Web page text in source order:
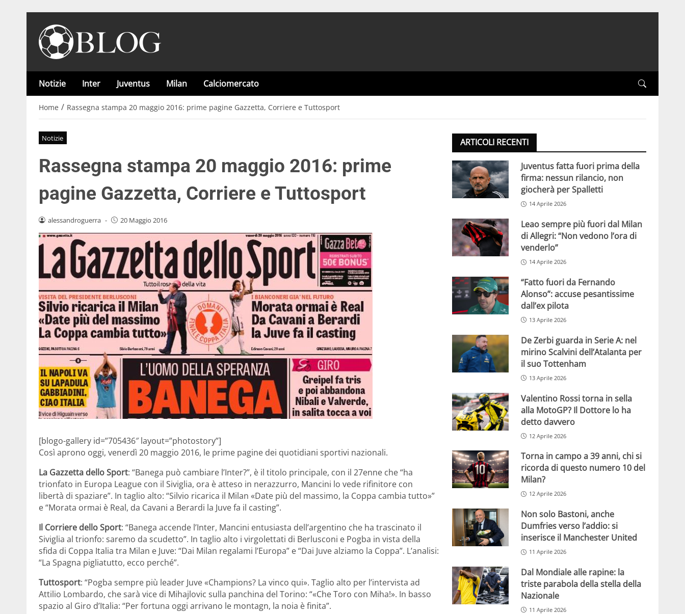
Notizie Inter Juventus Milan Calciomercato
Home / Rassegna stampa 20 maggio 2016: prime pagine Gazzetta, Corriere e Tuttosport
Notizie
Rassegna stampa 20 maggio 2016: prime
pagine Gazzetta, Corriere e Tuttosport
alessandroguerra - 20 Maggio 2016
[blogo-gallery id=”705436″ layout=”photostory”]
Così aprono oggi, venerdì 20 maggio 2016, le prime pagine dei quotidiani sportivi nazionali.
La Gazzetta dello Sport: “Banega può cambiare l’Inter?”, è il titolo principale, con il 27enne che “ha
trionfato in Europa League con il Siviglia, ora è atteso in nerazzurro, Mancini lo vede rifinitore con
libertà di spaziare”. In taglio alto: “Silvio ricarica il Milan «Date più del massimo, la Coppa cambia tutto»”
e “Morata ormai è Real, da Cavani a Berardi la Juve fa il casting”.
Il Corriere dello Sport: “Banega accende l’Inter, Mancini entusiasta dell’argentino che ha trascinato il
Siviglia al trionfo: saremo da scudetto”. In taglio alto i virgolettati di Berlusconi e Pogba in vista della
sfida di Coppa Italia tra Milan e Juve: “Dai Milan regalami l’Europa” e “Dai Juve alziamo la Coppa”. L’analisi:
“La Spagna pigliatutto, ecco perché”.
Tuttosport: “Pogba sempre più leader Juve «Champions? La vinco qui». Taglio alto per l’intervista ad
Attilio Lombardo, che sarà vice di Mihajlovic sulla panchina del Torino: “«Che Toro con Miha!». In basso
spazio al Giro d’Italia: “Per fortuna oggi arrivano le montagn, la noia è finita”.
ARTICOLI RECENTI
Juventus fatta fuori prima della
firma: nessun rilancio, non
giocherà per Spalletti
14 Aprile 2026
Leao sempre più fuori dal Milan
di Allegri: “Non vedono l’ora di
venderlo”
14 Aprile 2026
“Fatto fuori da Fernando
Alonso”: accuse pesantissime
dall’ex pilota
13 Aprile 2026
De Zerbi guarda in Serie A: nel
mirino Scalvini dell’Atalanta per
il suo Tottenham
13 Aprile 2026
Valentino Rossi torna in sella
alla MotoGP? Il Dottore lo ha
detto davvero
12 Aprile 2026
Torna in campo a 39 anni, chi si
ricorda di questo numero 10 del
Milan?
12 Aprile 2026
Non solo Bastoni, anche
Dumfries verso l’addio: si
inserisce il Manchester United
11 Aprile 2026
Dal Mondiale alle rapine: la
triste parabola della stella della
Nazionale
11 Aprile 2026